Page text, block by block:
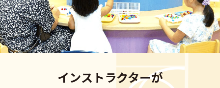
インストラクターが